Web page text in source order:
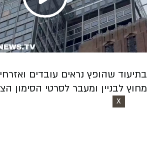
Play
Video
בתיעוד שהופץ נראים עובדים
מחוץ לבניין ומעבר לסרטי הסימון
X